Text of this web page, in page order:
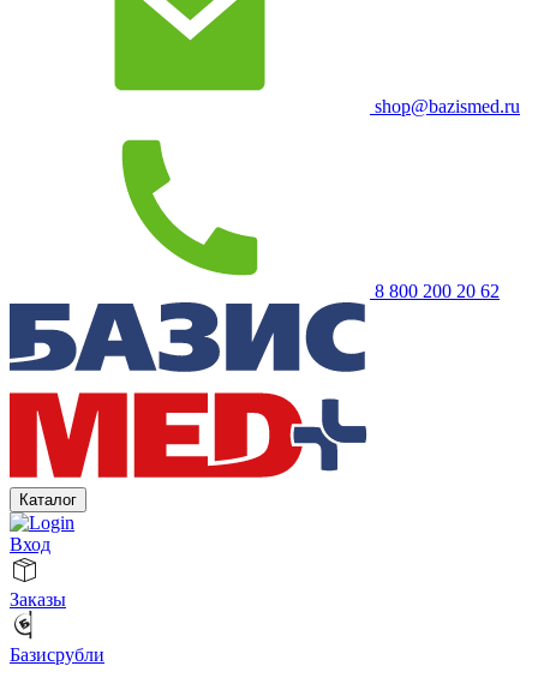
shop@bazismed.ru
8 800 200 20 62
Каталог
Вход
Заказы
Базисрубли